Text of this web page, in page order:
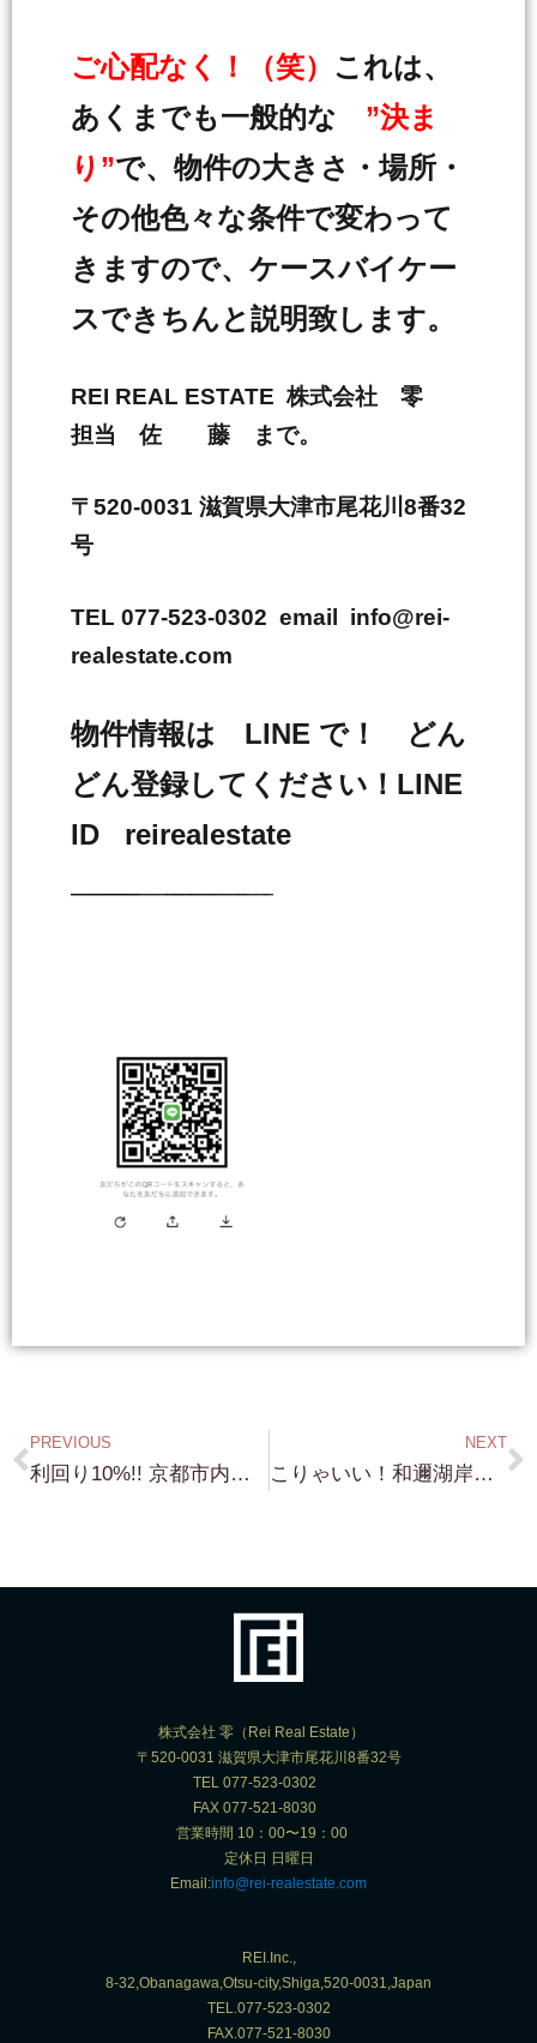
ご心配なく！（笑） これは、
あくまでも一般的な ”決ま
り”で、物件の大きさ・場所・
その他色々な条件で変わって
きますので、ケースバイケー
スできちんと説明致します。
REI REAL ESTATE 株式会社 零
担当 佐 藤 まで。
〒520-0031 滋賀県大津市尾花川8番32
号
TEL 077-523-0302 email info@rei-
realestate.com
物件情報は LINE で！ どん
どん登録してください！LINE
ID reirealestate
PREVIOUS
利回り10%!! 京都市内で 売り物件有り！・・・物件は 山ほどあるが・・利回りいい物件は 即行売れてしまうので・・京都・大阪で 探しています！ 利回りのいいヤツ（笑）
NEXT
こりゃいい！和邇湖岸緑地側 徒歩１分で この砂浜！土地約120坪 勿論 建物建設可能！ 価格 980万円 環境抜群です！
株式会社 零（Rei Real Estate）
〒520-0031 滋賀県大津市尾花川8番32号
TEL 077-523-0302
FAX 077-521-8030
営業時間 10：00〜19：00
定休日 日曜日
Email:info@rei-realestate.com
REI.Inc.,
8-32,Obanagawa,Otsu-city,Shiga,520-0031,Japan
TEL.077-523-0302
FAX.077-521-8030